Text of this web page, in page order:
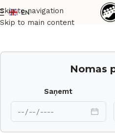
Skip to navigation
Skip to main content
EN
Sākums Bungas Šķīvji
Nomas
Saņemt